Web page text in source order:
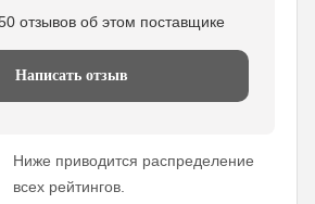
отзывов об этом поставщике
Написать отзыв
Ниже приводится распределение
всех рейтингов.